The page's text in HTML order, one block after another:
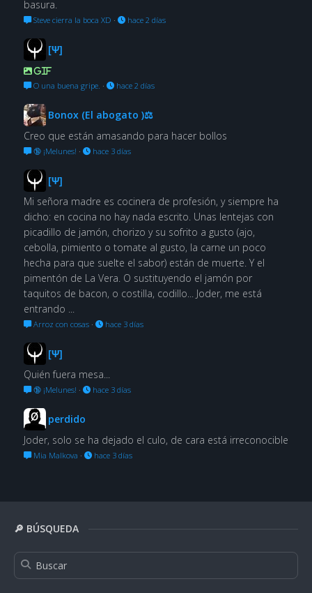
🔎 BÚSQUEDA
basura.
Steve cierra la boca XD · hace 2 días
[Ψ]
GIF
O una buena gripe. · hace 2 días
Bonox (El abogato )⚖
Creo que están amasando para hacer bollos
🔞 ¡Melunes! · hace 3 días
[Ψ]
Mi señora madre es cocinera de profesión, y siempre ha
dicho: en cocina no hay nada escrito. Unas lentejas con
picadillo de jamón, chorizo y su sofrito a gusto (ajo,
cebolla, pimiento o tomate al gusto, la carne un poco
hecha para que suelte el sabor) están de muerte. Y el
pimentón de La Vera. O sustituyendo el jamón por
taquitos de bacon, o costilla, codillo... Joder, me está
entrando ...
Arroz con cosas· hace 3 días
[Ψ]
Quién fuera mesa...
🔞 ¡Melunes! · hace 3 días
perdido
Joder, solo se ha dejado el culo, de cara está irreconocible
Mia Malkova · hace 3 días